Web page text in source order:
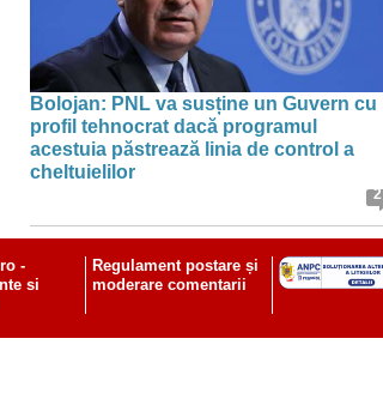
Bolojan: PNL va susține un Guvern cu
profil tehnocrat dacă programul
acestuia păstrează linia de control a
cheltuielilor
2
Regulament postare și
moderare comentarii